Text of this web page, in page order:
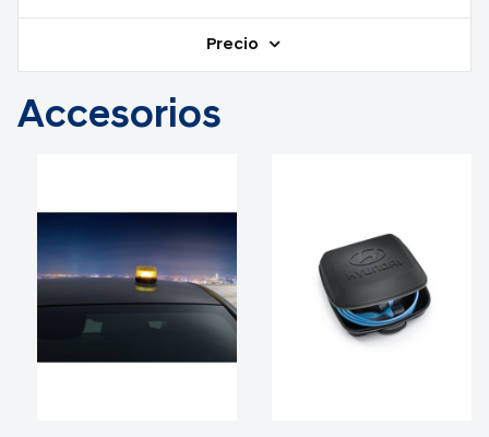
Precio
Accesorios